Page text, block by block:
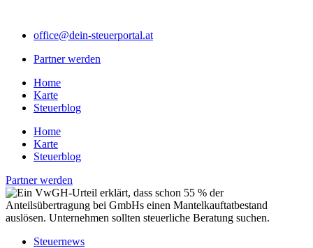
springenoffice@dein-steuerportal.at
Partner werden
Home
Karte
Steuerblog
Home
Karte
Steuerblog
Partner werden
Steuernews